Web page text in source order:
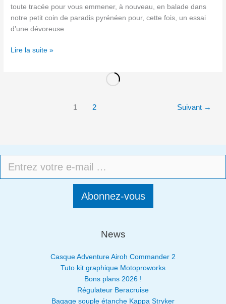
toute tracée pour vous emmener, à nouveau, en balade dans
notre petit coin de paradis pyrénéen pour, cette fois, un essai
d’une dévoreuse
Lire la suite »
1 2 Suivant →
Abonnez-vous
News
Casque Adventure Airoh Commander 2
Tuto kit graphique Motoproworks
Bons plans 2026 !
Régulateur Beracruise
Bagage souple étanche Kappa Stryker